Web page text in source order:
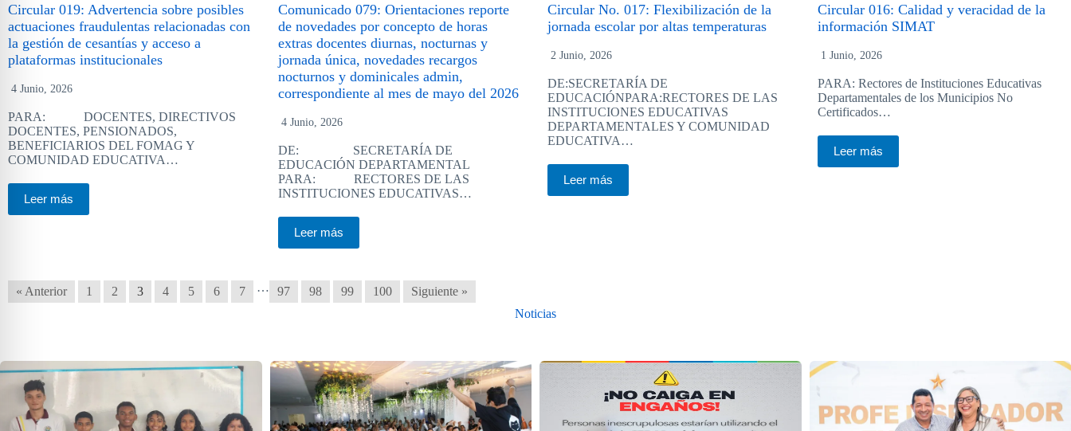
Circular 019: Advertencia sobre posibles
actuaciones fraudulentas relacionadas con
la gestión de cesantías y acceso a
plataformas institucionales
4 Junio, 2026
PARA: DOCENTES, DIRECTIVOS
DOCENTES, PENSIONADOS,
BENEFICIARIOS DEL FOMAG Y
COMUNIDAD EDUCATIVA…
Leer más
Comunicado 079: Orientaciones reporte
de novedades por concepto de horas
extras docentes diurnas, nocturnas y
jornada única, novedades recargos
nocturnos y dominicales admin,
correspondiente al mes de mayo del 2026
4 Junio, 2026
DE: SECRETARÍA DE
EDUCACIÓN DEPARTAMENTAL
PARA: RECTORES DE LAS
INSTITUCIONES EDUCATIVAS…
Leer más
Circular No. 017: Flexibilización de la
jornada escolar por altas temperaturas
2 Junio, 2026
DE:SECRETARÍA DE
EDUCACIÓNPARA:RECTORES DE LAS
INSTITUCIONES EDUCATIVAS
DEPARTAMENTALES Y COMUNIDAD
EDUCATIVA…
Leer más
Circular 016: Calidad y veracidad de la
información SIMAT
1 Junio, 2026
PARA: Rectores de Instituciones Educativas
Departamentales de los Municipios No
Certificados…
Leer más
« Anterior 1 2 3 4 5 6 7 … 97 98 99 100
Siguiente »
Noticias